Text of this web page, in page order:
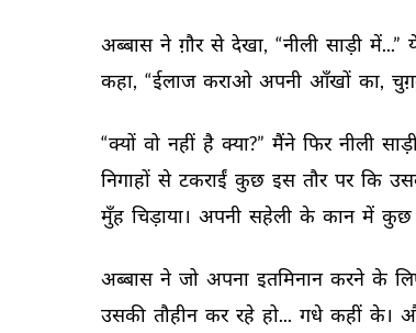
अब्बास ने ग़ौर से देखा, “नीली साड़ी में...”
कहा, “ईलाज कराओ अपनी आँखों का,
“क्यों वो नहीं है क्या?” मैंने फिर नीली
निगाहों से टकराईं कुछ इस तौर पर कि
मुँह चिड़ाया। अपनी सहेली के कान में कुछ
अब्बास ने जो अपना इतमिनान करने के
उसकी तौहीन कर रहे हो... गधे कहीं के।